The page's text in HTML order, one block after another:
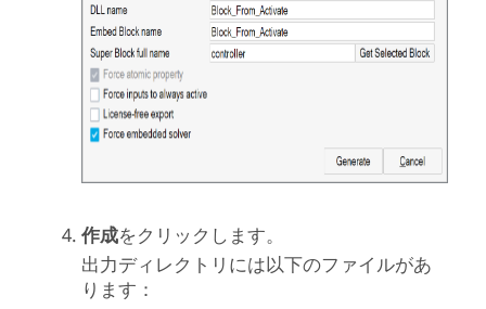
作成をクリックします。
出力ディレクトリには以下のファイルがあ
ります：